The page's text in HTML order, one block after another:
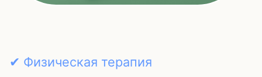
✔ Физическая терапия